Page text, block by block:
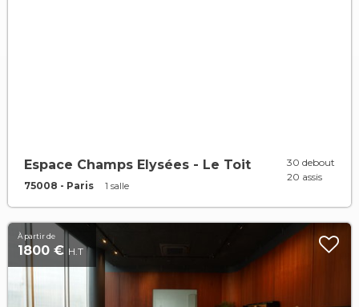
Espace Champs Elysées - Le Toit
75008 - Paris 1 salle
30 debout
20 assis
À partir de
1800 € H.T